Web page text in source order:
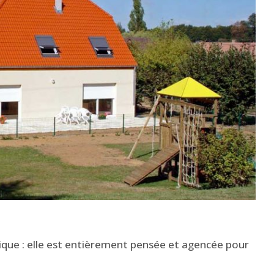
: elle est entièrement pensée et agencée pour